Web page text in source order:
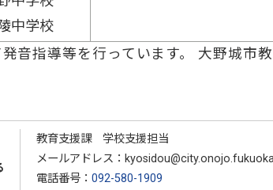
中学校
音指導等を行っています。 大野城市
教育支援課 学校支援担当
メールアドレス：
電話番号： 092-580-1909